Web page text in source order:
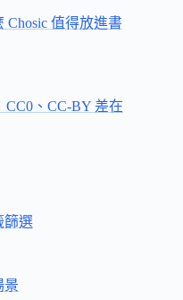
Chosic 值得放進書
CC0、CC-BY 差在
篩選
景